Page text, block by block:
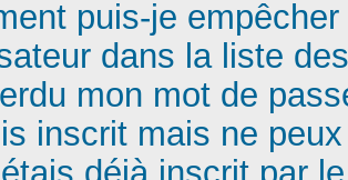
puis-je
dans la liste
mon mot de
inscrit mais ne
déjà inscrit par